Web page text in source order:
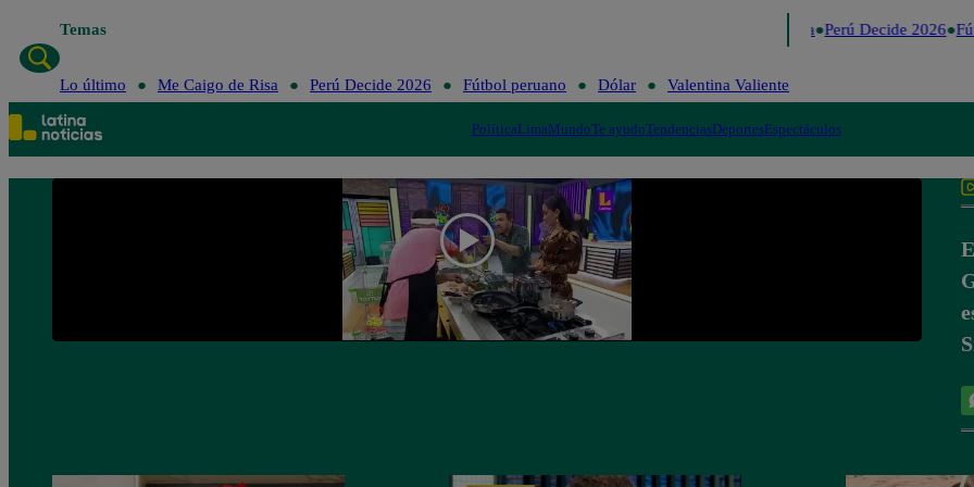
Temas Perú Decide 2026
Lo último Me Caigo de Risa Perú Decide 2026 Fútbol peruano Dólar Valentina Valiente
PolíticaLimaMundoTe ayudoTendenciasDeportesEspectáculos